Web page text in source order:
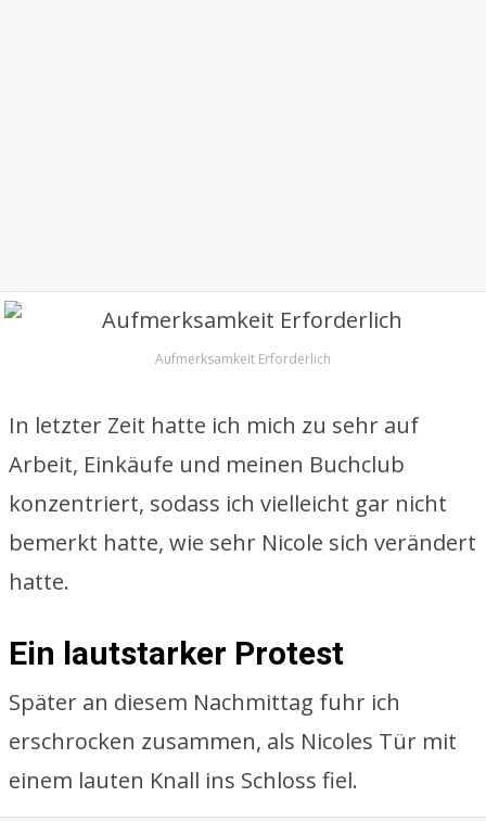
Aufmerksamkeit Erforderlich
In letzter Zeit hatte ich mich zu sehr auf
Arbeit, Einkäufe und meinen Buchclub
konzentriert, sodass ich vielleicht gar nicht
bemerkt hatte, wie sehr Nicole sich verändert
hatte.
Ein lautstarker Protest
Später an diesem Nachmittag fuhr ich
erschrocken zusammen, als Nicoles Tür mit
einem lauten Knall ins Schloss fiel.